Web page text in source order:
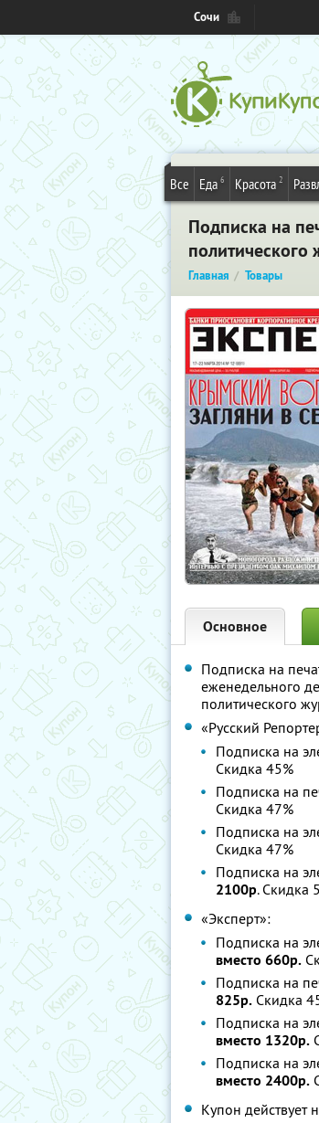
Сочи
Все Еда 6 Красота 2
Подписка на
политического
Главная Товары
Основное
Подписка на
еженедельного
политического
«Русский
Подписка на
Скидка 45%
Подписка на
Скидка 47%
Подписка на
Скидка 47%
Подписка на
2100р. Скидка
«Эксперт»:
Подписка на
вместо 660р.
Подписка на
825р. Скидка
Подписка на
вместо 1320р.
Подписка на
вместо 2400р.
Купон действует